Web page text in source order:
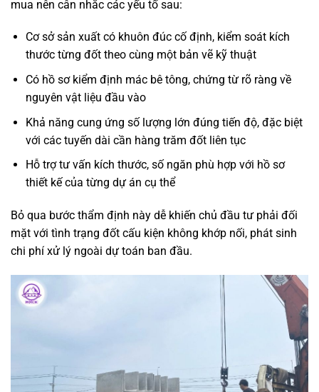
mua nên cân nhắc các yếu tố sau:
Cơ sở sản xuất có khuôn đúc cố định, kiểm soát kích
thước từng đốt theo cùng một bản vẽ kỹ thuật
Có hồ sơ kiểm định mác bê tông, chứng từ rõ ràng về
nguyên vật liệu đầu vào
Khả năng cung ứng số lượng lớn đúng tiến độ, đặc biệt
với các tuyến dài cần hàng trăm đốt liên tục
Hỗ trợ tư vấn kích thước, số ngăn phù hợp với hồ sơ
thiết kế của từng dự án cụ thể
Bỏ qua bước thẩm định này dễ khiến chủ đầu tư phải đối
mặt với tình trạng đốt cấu kiện không khớp nối, phát sinh
chi phí xử lý ngoài dự toán ban đầu.